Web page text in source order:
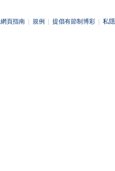
網頁指南 規例 提倡有節制博彩 私